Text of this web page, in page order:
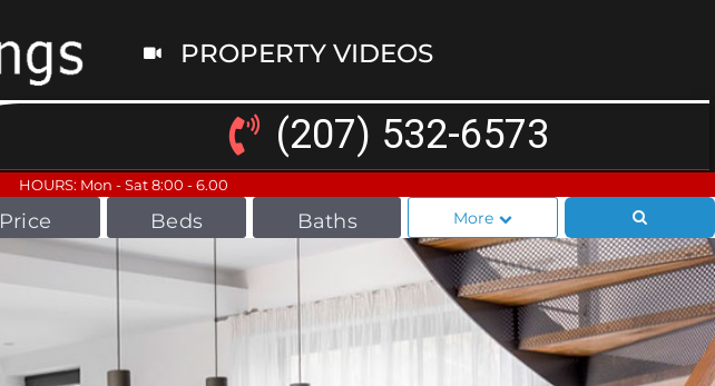
PROPERTY VIDEOS
(207) 532-6573
HOURS: Mon - Sat 8:00 - 6.00
Price Beds Baths More